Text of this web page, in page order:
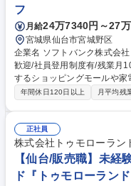
フ
月給24万7340円～27
宮城県仙台市宮城野区
企業名 ソフトバンク株式会社 求人名 【宮城】イベント特販クルー/未経験
歓迎/社員登用制度有/残業月10H/地域限定 仕事の内
するショッピングモールや
立案、販売までをお任せし
中、戦略を立案し、顧客獲得
す。マーケットを把握し、顧
いただきます。公休日は基
戦略立案を行い、週末に実
りを行います。【変更範囲】当社規定
年間休日120日以上 月平均残
正社員
株式会社トゥモローラン
【仙台/販売職】未経
ド『トゥモローラン